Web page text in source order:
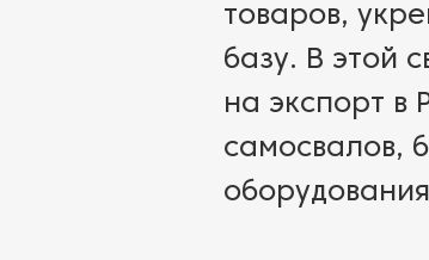
товаров,
базу. В этой
на экспорт в
самосвалов,